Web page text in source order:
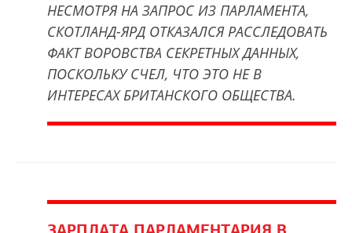
НЕСМОТРЯ НА ЗАПРОС ИЗ ПАРЛАМЕНТА,
СКОТЛАНД-ЯРД ОТКАЗАЛСЯ РАССЛЕДОВАТЬ
ФАКТ ВОРОВСТВА СЕКРЕТНЫХ ДАННЫХ,
ПОСКОЛЬКУ СЧЕЛ, ЧТО ЭТО НЕ В
ИНТЕРЕСАХ БРИТАНСКОГО ОБЩЕСТВА.